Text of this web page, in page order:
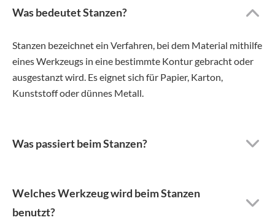
Was bedeutet Stanzen?
Stanzen bezeichnet ein Verfahren, bei dem Material mithilfe
eines Werkzeugs in eine bestimmte Kontur gebracht oder
ausgestanzt wird. Es eignet sich für Papier, Karton,
Kunststoff oder dünnes Metall.
Was passiert beim Stanzen?
Welches Werkzeug wird beim Stanzen
benutzt?